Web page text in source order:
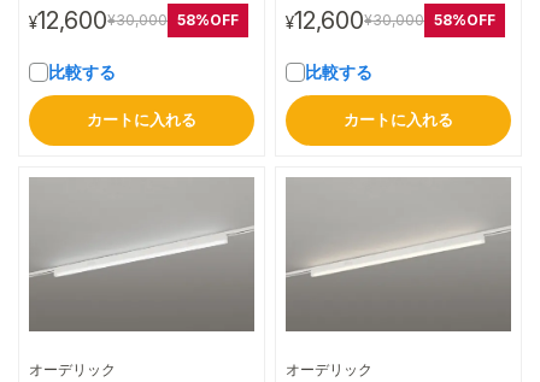
¥12,600¥30,000 58%OFF
比較する
カートに入れる
¥12,600¥30,000 58%OFF
比較する
カートに入れる
オーデリック
オーデリック